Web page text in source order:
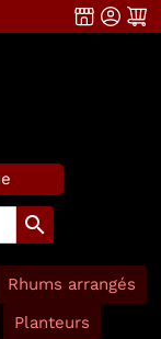
search
Rhums arrangés
Planteurs